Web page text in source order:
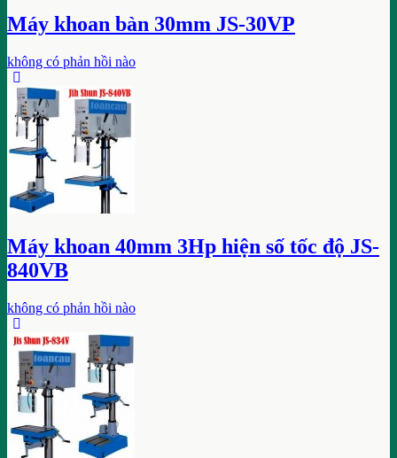
Máy khoan bàn 30mm JS-30VP
không có phản hồi nào
Máy khoan 40mm 3Hp hiện số tốc độ JS-
840VB
không có phản hồi nào